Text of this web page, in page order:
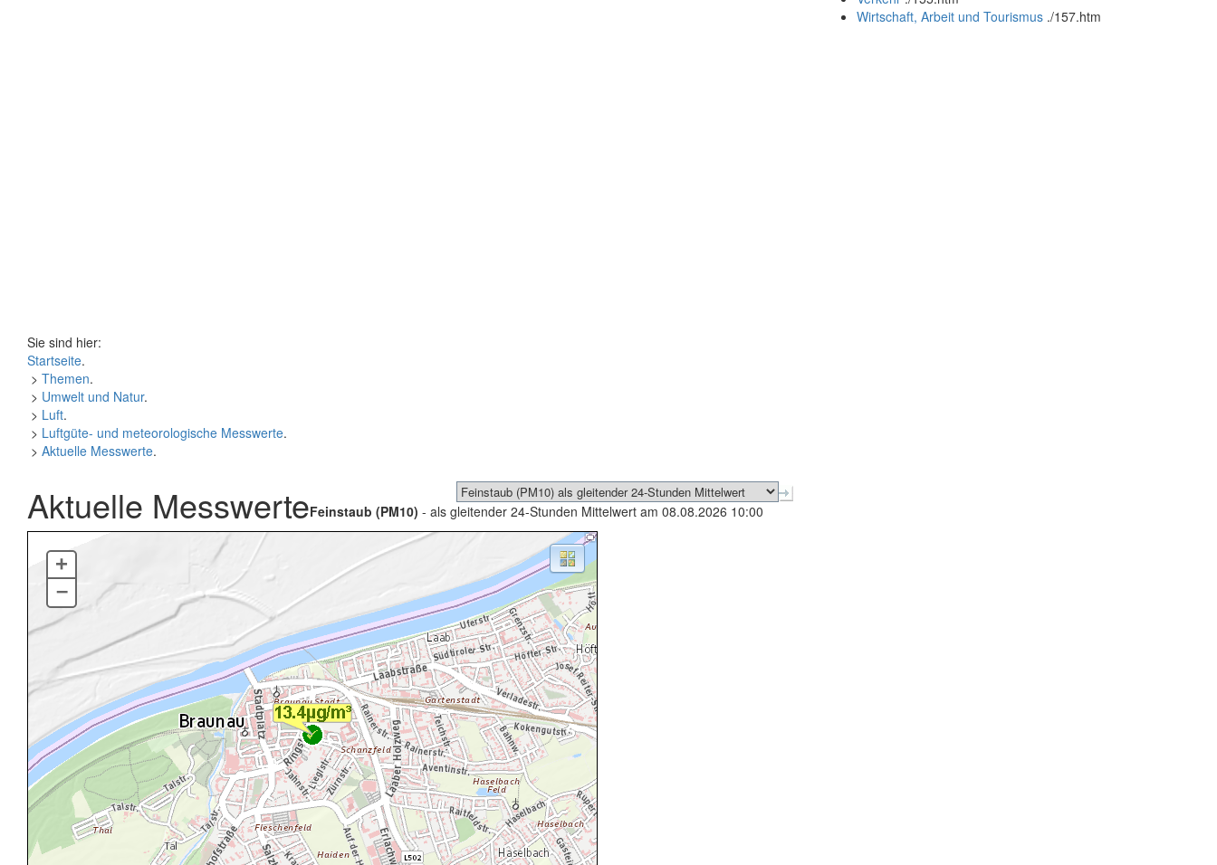
Wirtschaft, Arbeit und Tourismus ./157.htm
Sie sind hier:
Startseite.
> Themen.
> Umwelt und Natur.
> Luft.
> Luftgüte- und meteorologische Messwerte.
> Aktuelle Messwerte.
Aktuelle MesswerteFeinstaub (PM10) - als gleitender 24-Stunden Mittelwert am 08.08.2026 10:00
+
–